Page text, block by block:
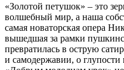
«Золотой петушок» – это
волшебный мир, а наша
самая новаторская опера
вышедшая за рамки
превратилась в острую
и самодержавии, о глупости